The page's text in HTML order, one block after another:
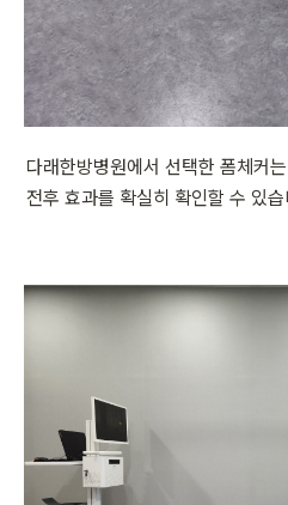
다래한방병원에서 선택한 폼체커
전후 효과를 확실히 확인할 수 있습